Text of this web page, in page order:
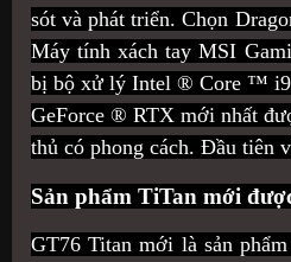
sót và phát triển. Chọn
Máy tính xách tay MSI
bị bộ xử lý Intel ® Core ™ i9
GeForce ® RTX mới nhất
thủ có phong cách. Đầu tiên
Sản phẩm TiTan mới
GT76 Titan mới là sản